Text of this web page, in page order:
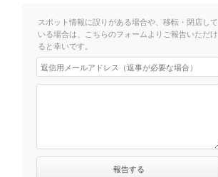
スポット情報に誤りがある場合や、移転・閉店して
いる場合は、こちらのフォームよりご報告いただけ
ると幸いです。